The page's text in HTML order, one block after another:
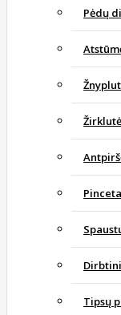
Pėdų
Tipsų